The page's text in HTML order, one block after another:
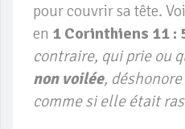
pour couvrir sa tête.
en 1 Corinthiens 11 :
contraire, qui prie ou
non voilée, déshonore
comme si elle était